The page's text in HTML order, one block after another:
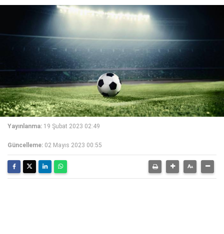
Yayınlanma: 19 Şubat 2023 02:49
Güncelleme: 02 Mayıs 2023 00:55